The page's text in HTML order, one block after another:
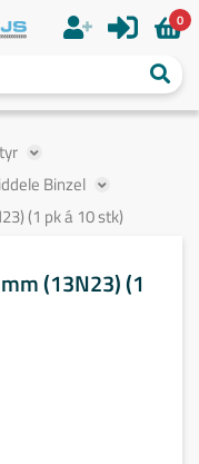
0
Binzel
(1 pk á 10 stk)
(13N23) (1